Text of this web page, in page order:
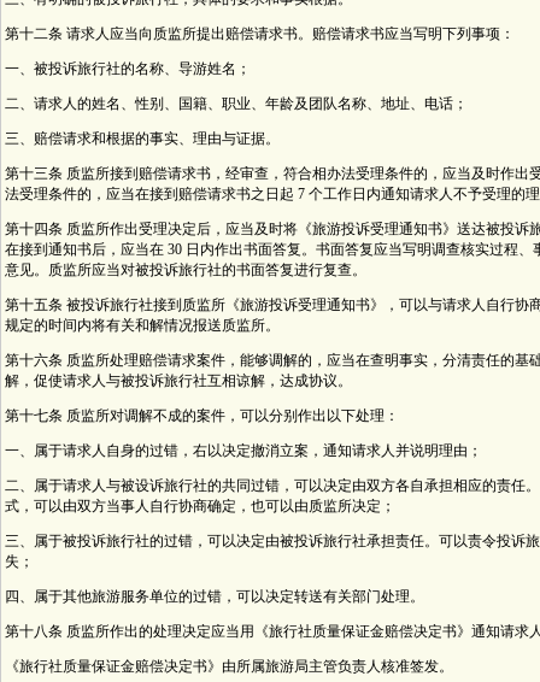
第十二条 请求人应当向质监所提出赔偿请求书。赔偿请求书应当写明下列事项：
一、被投诉旅行社的名称、导游姓名；
二、请求人的姓名、性别、国籍、职业、年龄及团队名称、地址、电话；
三、赔偿请求和根据的事实、理由与证据。
第十三条 质监所接到赔偿请求书，经审查，符合相办法受理条件的，应当及时作出
法受理条件的，应当在接到赔偿请求书之日起 7 个工作日内通知请求人不予受理的
第十四条 质监所作出受理决定后，应当及时将《旅游投诉受理通知书》送达被投诉
在接到通知书后，应当在 30 日内作出书面答复。书面答复应当写明调查核实过程、
意见。质监所应当对被投诉旅行社的书面答复进行复查。
第十五条 被投诉旅行社接到质监所《旅游投诉受理通知书》，可以与请求人自行协
规定的时间内将有关和解情况报送质监所。
第十六条 质监所处理赔偿请求案件，能够调解的，应当在查明事实，分清责任的基
解，促使请求人与被投诉旅行社互相谅解，达成协议。
第十七条 质监所对调解不成的案件，可以分别作出以下处理：
一、属于请求人自身的过错，右以决定撤消立案，通知请求人并说明理由；
二、属于请求人与被设诉旅行社的共同过错，可以决定由双方各自承担相应的责任
式，可以由双方当事人自行协商确定，也可以由质监所决定；
三、属于被投诉旅行社的过错，可以决定由被投诉旅行社承担责任。可以责令投诉
失；
四、属于其他旅游服务单位的过错，可以决定转送有关部门处理。
第十八条 质监所作出的处理决定应当用《旅行社质量保证金赔偿决定书》通知请求
《旅行社质量保证金赔偿决定书》由所属旅游局主管负责人核准签发。